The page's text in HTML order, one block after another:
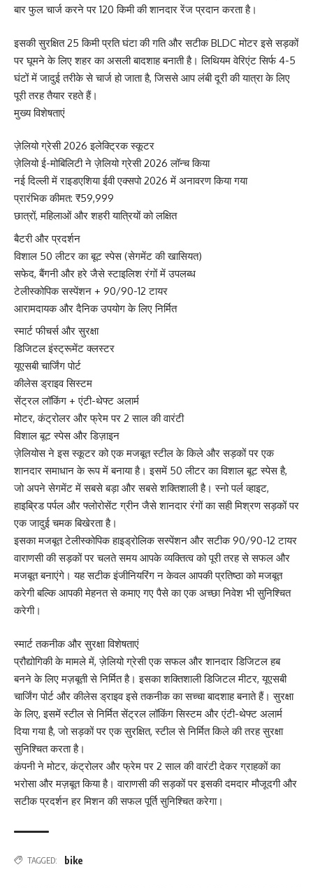
बार फुल चार्ज करने पर 120 किमी की शानदार रेंज प्रदान करता है।
इसकी सुरक्षित 25 किमी प्रति घंटा की गति और सटीक BLDC मोटर इसे सड़कों
पर घूमने के लिए शहर का असली बादशाह बनाती है। लिथियम वेरिएंट सिर्फ 4-5
घंटों में जादुई तरीके से चार्ज हो जाता है, जिससे आप लंबी दूरी की यात्रा के लिए
पूरी तरह तैयार रहते हैं।
मुख्य विशेषताएं
ज़ेलियो ग्रेसी 2026 इलेक्ट्रिक स्कूटर
ज़ेलियो ई-मोबिलिटी ने ज़ेलियो ग्रेसी 2026 लॉन्च किया
नई दिल्ली में राइडएशिया ईवी एक्सपो 2026 में अनावरण किया गया
प्रारंभिक कीमत: ₹59,999
छात्रों, महिलाओं और शहरी यात्रियों को लक्षित
बैटरी और प्रदर्शन
विशाल 50 लीटर का बूट स्पेस (सेगमेंट की खासियत)
सफेद, बैंगनी और हरे जैसे स्टाइलिश रंगों में उपलब्ध
टेलीस्कोपिक सस्पेंशन + 90/90-12 टायर
आरामदायक और दैनिक उपयोग के लिए निर्मित
स्मार्ट फीचर्स और सुरक्षा
डिजिटल इंस्ट्रूमेंट क्लस्टर
यूएसबी चार्जिंग पोर्ट
कीलेस ड्राइव सिस्टम
सेंट्रल लॉकिंग + एंटी-थेफ्ट अलार्म
मोटर, कंट्रोलर और फ्रेम पर 2 साल की वारंटी
विशाल बूट स्पेस और डिज़ाइन
ज़ेलियोस ने इस स्कूटर को एक मजबूत स्टील के किले और सड़कों पर एक
शानदार समाधान के रूप में बनाया है। इसमें 50 लीटर का विशाल बूट स्पेस है,
जो अपने सेगमेंट में सबसे बड़ा और सबसे शक्तिशाली है। स्नो पर्ल व्हाइट,
हाइब्रिड पर्पल और फ्लोरोसेंट ग्रीन जैसे शानदार रंगों का सही मिश्रण सड़कों पर
एक जादुई चमक बिखेरता है।
इसका मजबूत टेलीस्कोपिक हाइड्रोलिक सस्पेंशन और सटीक 90/90-12 टायर
वाराणसी की सड़कों पर चलते समय आपके व्यक्तित्व को पूरी तरह से सफल और
मजबूत बनाएंगे। यह सटीक इंजीनियरिंग न केवल आपकी प्रतिष्ठा को मजबूत
करेगी बल्कि आपकी मेहनत से कमाए गए पैसे का एक अच्छा निवेश भी सुनिश्चित
करेगी।
स्मार्ट तकनीक और सुरक्षा विशेषताएं
प्रौद्योगिकी के मामले में, ज़ेलियो ग्रेसी एक सफल और शानदार डिजिटल हब
बनने के लिए मज़बूती से निर्मित है। इसका शक्तिशाली डिजिटल मीटर, यूएसबी
चार्जिंग पोर्ट और कीलेस ड्राइव इसे तकनीक का सच्चा बादशाह बनाते हैं। सुरक्षा
के लिए, इसमें स्टील से निर्मित सेंट्रल लॉकिंग सिस्टम और एंटी-थेफ्ट अलार्म
दिया गया है, जो सड़कों पर एक सुरक्षित, स्टील से निर्मित किले की तरह सुरक्षा
सुनिश्चित करता है।
कंपनी ने मोटर, कंट्रोलर और फ्रेम पर 2 साल की वारंटी देकर ग्राहकों का
भरोसा और मज़बूत किया है। वाराणसी की सड़कों पर इसकी दमदार मौजूदगी और
सटीक प्रदर्शन हर मिशन की सफल पूर्ति सुनिश्चित करेगा।
TAGGED: bike